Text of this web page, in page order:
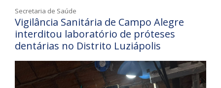
Secretaria de Saúde
Vigilância Sanitária de Campo Alegre
interditou laboratório de próteses
dentárias no Distrito Luziápolis